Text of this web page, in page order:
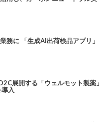
務に 「生成AI出荷検品アプリ」
展開する「ウェルモット製薬」
入